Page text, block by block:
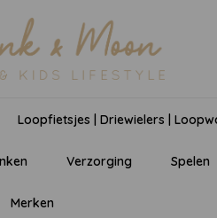
Loopfietsjes | Driewielers |
Verzorging Spelen
Merken